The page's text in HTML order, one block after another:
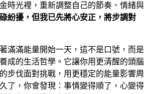
時光裡，重新調整自己的節奏、情緒與
紛擾，但我已先將心安正，將步調對
滿滿能量開始一天，這不是口號，而是
成的生活哲學。它讓你用更清醒的頭腦
步伐面對挑戰，用更穩定的能量影響周
了，你會發現：事情變得順了，心變得